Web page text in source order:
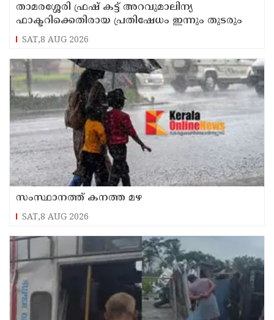
താമരശ്ശേരി ഫ്രഷ് കട്ട് അറവുമാലിന്യ
ഫാക്ടറിക്കെതിരായ പ്രതിഷേധം ഇന്നും തുടരും
SAT,8 AUG 2026
സംസ്ഥാനത്ത് കനത്ത മഴ
SAT,8 AUG 2026